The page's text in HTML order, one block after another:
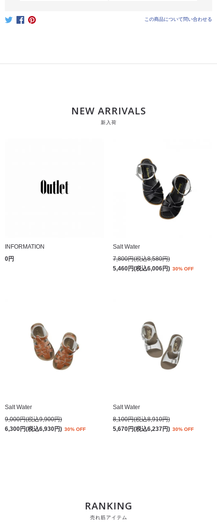
この商品について問い合わせる
NEW ARRIVALS
新入荷
INFORMATION
0円
Salt Water
7,800円(税込8,580円)
5,460円(税込6,006円) 30% OFF
Salt Water
9,000円(税込9,900円)
6,300円(税込6,930円) 30% OFF
Salt Water
8,100円(税込8,910円)
5,670円(税込6,237円) 30% OFF
RANKING
売れ筋アイテム